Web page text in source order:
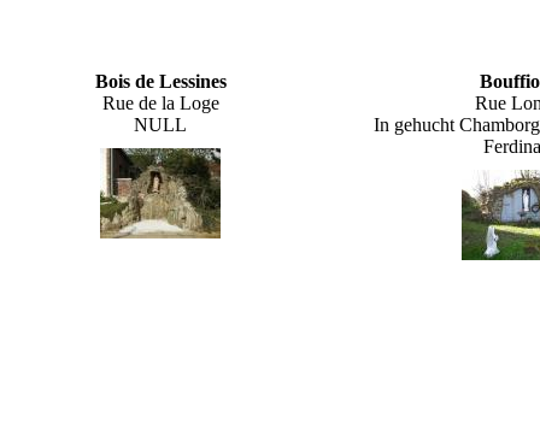
Bois de Lessines
Rue de la Loge
NULL
Rue
In gehucht